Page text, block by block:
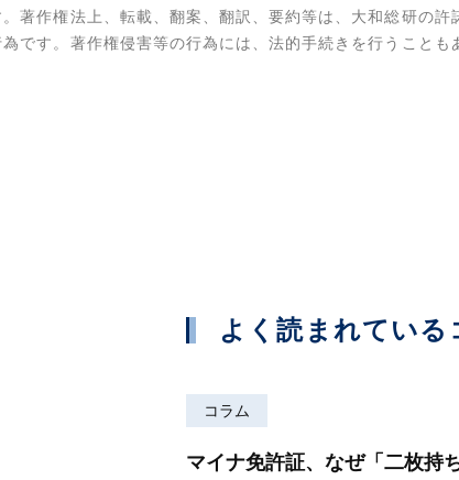
著作権法上、転載、翻案、翻訳、要約等は、大和総研の許
です。著作権侵害等の行為には、法的手続きを行うこと
よく読まれている
コラム
マイナ免許証、なぜ「二枚持